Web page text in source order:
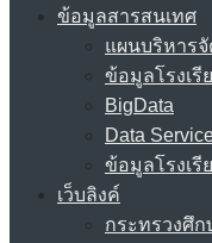
ข้อมูลสารสนเทศ
แผนบริหาร
ข้อมูลโรงเ
BigData
Data
ข้อมูลโรงเรี
เว็บลิงค์
กระทรวงศึก